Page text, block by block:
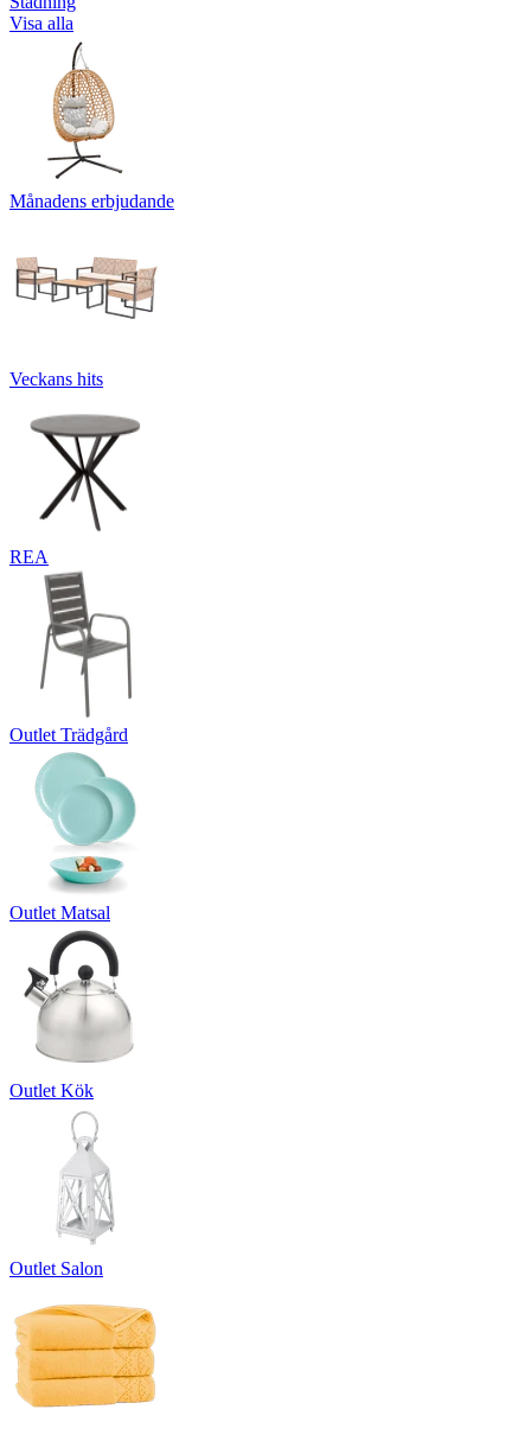
Visa alla
Månadens erbjudande
Veckans hits
REA
Outlet Trädgård
Outlet Matsal
Outlet Kök
Outlet Salon